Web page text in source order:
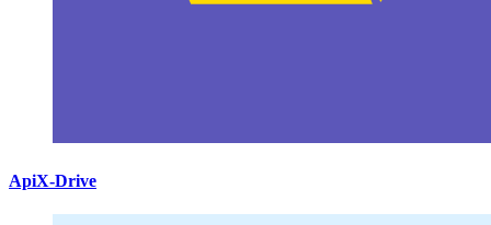
ApiX-Drive